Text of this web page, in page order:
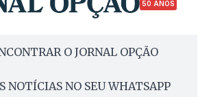
50 ANOS
O JORNAL OPÇÃO
NOTÍCIAS NO SEU WHATSAPP